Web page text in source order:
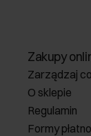
Zakupy
Zarządzaj
O sklepie
Regulamin
Formy